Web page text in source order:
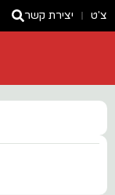
צ'ט יצירת קשר